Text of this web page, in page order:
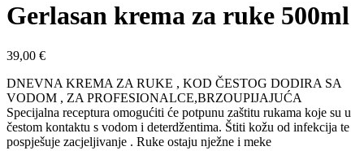
Gerlasan krema za ruke 500ml
39,00 €
DNEVNA KREMA ZA RUKE , KOD ČESTOG DODIRA SA
VODOM , ZA PROFESIONALCE,BRZOUPIJAJUĆA
Specijalna receptura omogućiti će potpunu zaštitu rukama koje su u
čestom kontaktu s vodom i deterdžentima. Štiti kožu od infekcija te
pospješuje zacjeljivanje . Ruke ostaju nježne i meke